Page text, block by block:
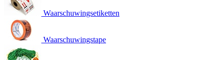
Waarschuwingsetiketten
Waarschuwingstape